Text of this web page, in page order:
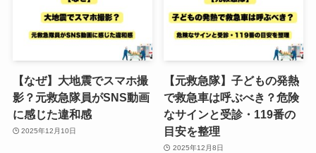
【なぜ】大地震でスマホ撮
影？元救急隊員がSNS動画
に感じた違和感
2025年12月10日
【元救急隊】子どもの発熱
で救急車は呼ぶべき？危険
なサインと受診・119番の
目安を整理
2025年12月8日